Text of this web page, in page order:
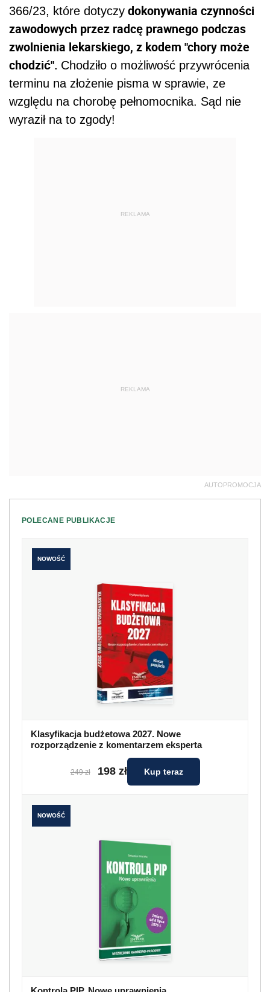
366/23, które dotyczy dokonywania czynności
zawodowych przez radcę prawnego podczas
zwolnienia lekarskiego, z kodem "chory może
chodzić". Chodziło o możliwość przywrócenia
terminu na złożenie pisma w sprawie, ze
względu na chorobę pełnomocnika. Sąd nie
wyraził na to zgody!
REKLAMA
REKLAMA
AUTOPROMOCJA
POLECANE PUBLIKACJE
NOWOŚĆ
Klasyfikacja budżetowa 2027. Nowe
rozporządzenie z komentarzem eksperta
249 zł 198 zł Kup teraz
NOWOŚĆ